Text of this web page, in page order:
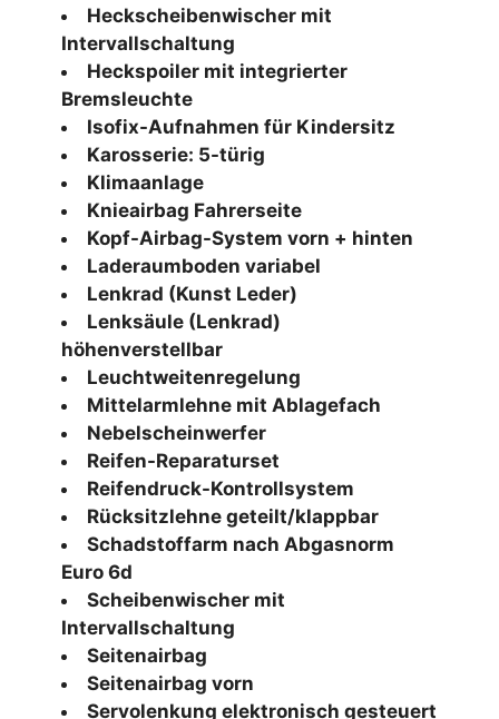
Heckscheibenwischer mit
Intervallschaltung
Heckspoiler mit integrierter
Bremsleuchte
Isofix-Aufnahmen für Kindersitz
Karosserie: 5-türig
Klimaanlage
Knieairbag Fahrerseite
Kopf-Airbag-System vorn + hinten
Laderaumboden variabel
Lenkrad (Kunst Leder)
Lenksäule (Lenkrad)
höhenverstellbar
Leuchtweitenregelung
Mittelarmlehne mit Ablagefach
Nebelscheinwerfer
Reifen-Reparaturset
Reifendruck-Kontrollsystem
Rücksitzlehne geteilt/klappbar
Schadstoffarm nach Abgasnorm
Euro 6d
Scheibenwischer mit
Intervallschaltung
Seitenairbag
Seitenairbag vorn
Servolenkung elektronisch gesteuert